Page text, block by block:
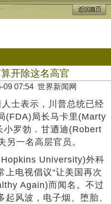
开除这名高官
09 07:54 世界新闻网
士表示，川普总统已经
(FDA)局长马卡里(Marty
小罗勃．甘迺迪(Robert
一名高层官员。
University)外科
上电视倡议“让美国再次
Again)而闻名。不过
风波，电子烟、堕胎、